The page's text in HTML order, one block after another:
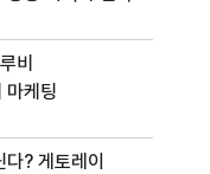
비
마케팅
? 게토레이